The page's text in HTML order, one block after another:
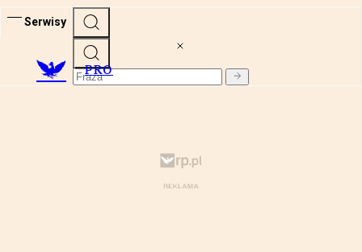
Serwisy
PRO